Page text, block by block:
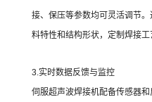
接、保压等参数均可灵活调节
料特性和结构形状，定制焊接工
3.实时数据反馈与监控
伺服超声波焊接机配备传感器